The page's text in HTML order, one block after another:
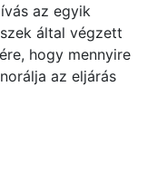
az egyik
által végzett
hogy mennyire
az eljárás